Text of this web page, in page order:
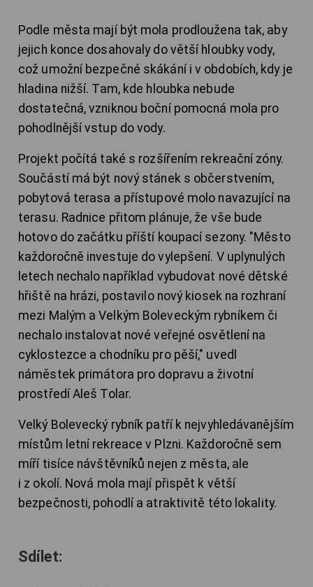
Podle města mají být mola prodloužena tak, aby
jejich konce dosahovaly do větší hloubky vody,
což umožní bezpečné skákání i v obdobích, kdy je
hladina nižší. Tam, kde hloubka nebude
dostatečná, vzniknou boční pomocná mola pro
pohodlnější vstup do vody.
Projekt počítá také s rozšířením rekreační zóny.
Součástí má být nový stánek s občerstvením,
pobytová terasa a přístupové molo navazující na
terasu. Radnice přitom plánuje, že vše bude
hotovo do začátku příští koupací sezony. "Město
každoročně investuje do vylepšení. V uplynulých
letech nechalo například vybudovat nové dětské
hřiště na hrázi, postavilo nový kiosek na rozhraní
mezi Malým a Velkým Boleveckým rybníkem či
nechalo instalovat nové veřejné osvětlení na
cyklostezce a chodníku pro pěší," uvedl
náměstek primátora pro dopravu a životní
prostředí Aleš Tolar.
Velký Bolevecký rybník patří k nejvyhledávanějším
místům letní rekreace v Plzni. Každoročně sem
míří tisíce návštěvníků nejen z města, ale
i z okolí. Nová mola mají přispět k větší
bezpečnosti, pohodlí a atraktivitě této lokality.
Sdílet: